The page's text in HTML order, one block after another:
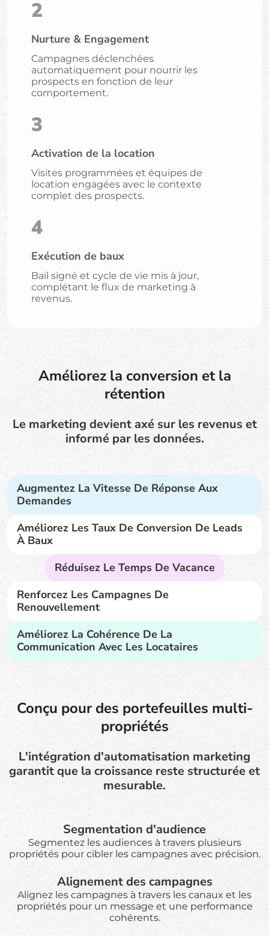
2
Nurture & Engagement
Campagnes déclenchées
automatiquement pour nourrir les
prospects en fonction de leur
comportement.
3
Activation de la location
Visites programmées et équipes de
location engagées avec le contexte
complet des prospects.
4
Exécution de baux
Bail signé et cycle de vie mis à jour,
complétant le flux de marketing à
revenus.
Améliorez la conversion et la
rétention
Le marketing devient axé sur les revenus et
informé par les données.
Augmentez La Vitesse De Réponse Aux
Demandes
Améliorez Les Taux De Conversion De Leads
À Baux
Réduisez Le Temps De Vacance
Renforcez Les Campagnes De
Renouvellement
Améliorez La Cohérence De La
Communication Avec Les Locataires
Conçu pour des portefeuilles multi-
propriétés
L'intégration d'automatisation marketing
garantit que la croissance reste structurée et
mesurable.
Segmentation d'audience
Segmentez les audiences à travers plusieurs
propriétés pour cibler les campagnes avec précision.
Alignement des campagnes
Alignez les campagnes à travers les canaux et les
propriétés pour un message et une performance
cohérents.